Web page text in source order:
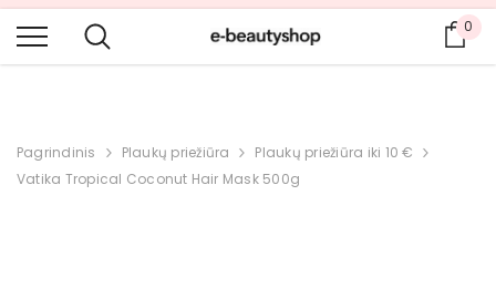
DAR DAUGIAU PRODUKTŲ IR PLATESNIS PASIRINKIMAS ANGLŲ IR
RUSŲ KALBOMIS.
0
Pagrindinis Plaukų priežiūra
Plaukų priežiūra iki 10 €
Vatika Tropical Coconut Hair Mask 500g